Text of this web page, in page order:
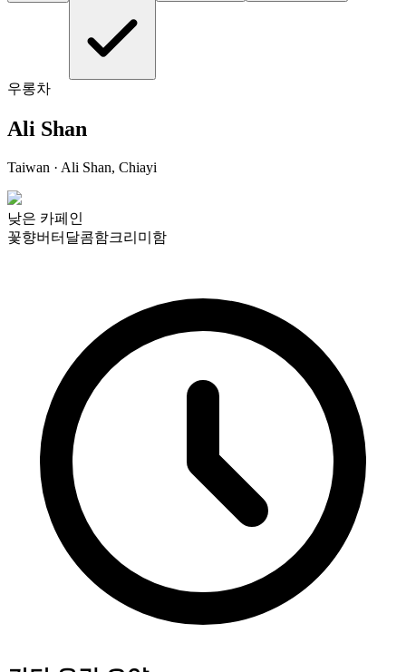
우롱차
Ali Shan
Taiwan · Ali Shan, Chiayi
낮은 카페인
꽃향버터 달콤함크리미함